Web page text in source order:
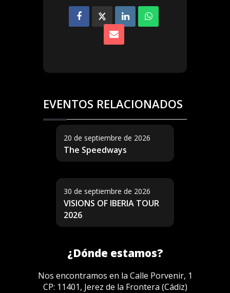
EVENTOS RELACIONADOS
20 de septiembre de 2026
The Speedways
30 de septiembre de 2026
VISIONS OF IBERIA TOUR
2026
¿Dónde estamos?
Nos encontramos en la Calle Porvenir, 1
CP: 11401, Jerez de la Frontera (Cádiz)